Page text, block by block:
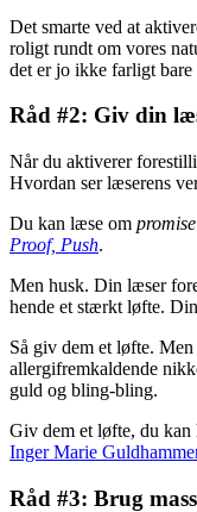
Det smarte ved at
roligt rundt om vores
det er jo ikke farligt bare
Råd #2: Giv din
Når du aktiverer
Hvordan ser læserens
Du kan læse om promise
Proof, Push.
Men husk. Din læser
hende et stærkt løfte.
Så giv dem et løfte.
allergifremkaldende
guld og bling-bling.
Giv dem et løfte, du kan
Inger Marie
Råd #3: Brug